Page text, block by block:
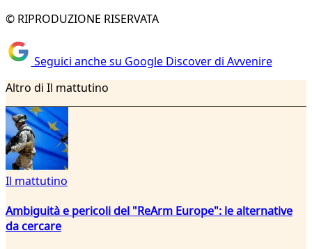
© RIPRODUZIONE RISERVATA
Seguici anche su Google Discover di Avvenire
Altro di Il mattutino
Il mattutino
Ambiguità e pericoli del "ReArm Europe": le alternative
da cercare